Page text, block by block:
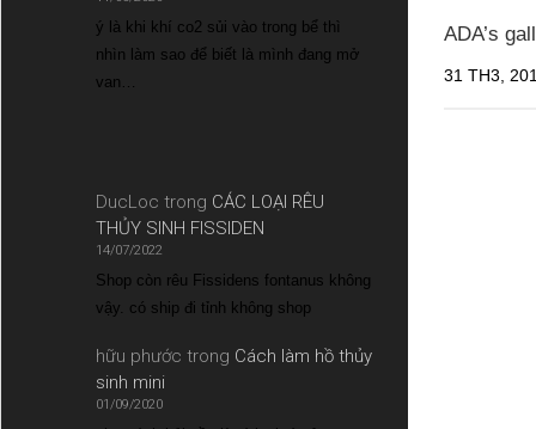
ADA’s
31 TH3,
ý là khi khí co2 sủi vào trong bể thì
nhìn làm sao để biết là mình đang mở
van…
DucLoc trong CÁC LOẠI RÊU
THỦY SINH FISSIDEN
14/07/2022
Shop còn rêu Fissidens fontanus không
vậy. có ship đi tỉnh không shop
hữu phước trong Cách làm hồ thủy
sinh mini
01/09/2020